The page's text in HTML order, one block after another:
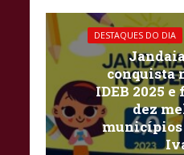
DESTAQUES DO DIA
conquista
IDEB 2025
dez
municípios